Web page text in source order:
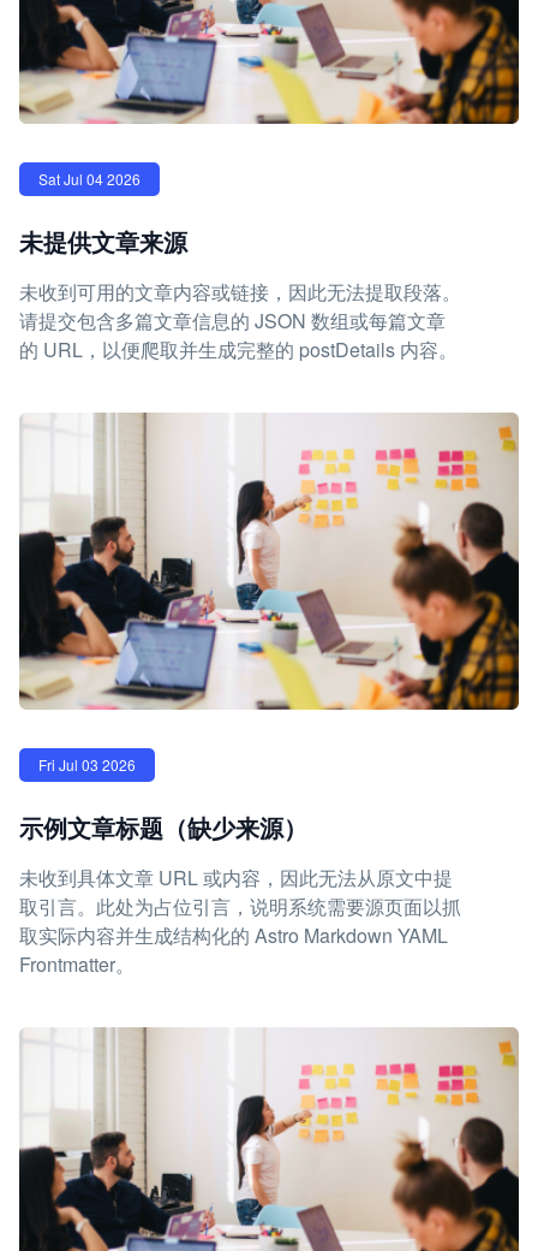
Sat Jul 04 2026
未提供文章来源
未收到可用的文章内容或链接，因此无法提取段落。
请提交包含多篇文章信息的 JSON 数组或每篇文章
的 URL，以便爬取并生成完整的 postDetails 内容。
Fri Jul 03 2026
示例文章标题（缺少来源）
未收到具体文章 URL 或内容，因此无法从原文中提
取引言。此处为占位引言，说明系统需要源页面以抓
取实际内容并生成结构化的 Astro Markdown YAML
Frontmatter。